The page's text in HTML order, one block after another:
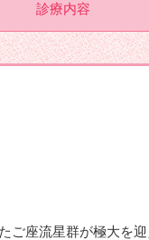
診療内容
ご座流星群が極大を